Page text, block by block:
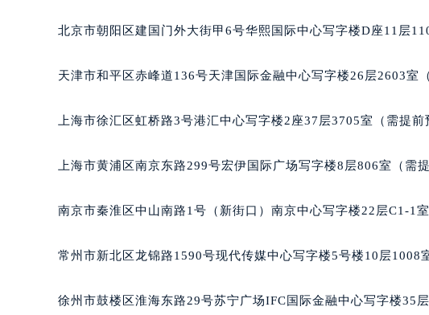
厦门市思明区湖滨东路95号华润大厦写字楼B座
成都市锦江区人民东路6号SAC东原中心写字楼
长沙市芙蓉区定王台街道建湘路393号世茂环球
太原市迎泽区解放路15号亨得利名表服务中心（
沈阳市沈河区中街路83号亨得利名表服务中心（
温州市鹿城区锦绣路1067号置信广场10层1015
大连市中山区人民路15号国际金融大厦7层G室
北京市朝阳区建国门外大街甲6号华熙国际中心写字楼D座11层
天津市和平区赤峰道136号天津国际金融中心写字楼26层2603室
上海市徐汇区虹桥路3号港汇中心写字楼2座37层3705室（需提前
上海市黄浦区南京东路299号宏伊国际广场写字楼8层806室（需提
南京市秦淮区中山南路1号（新街口）南京中心写字楼22层C1-1室
常州市新北区龙锦路1590号现代传媒中心写字楼5号楼10层1008
徐州市鼓楼区淮海东路29号苏宁广场IFC国际金融中心写字楼35